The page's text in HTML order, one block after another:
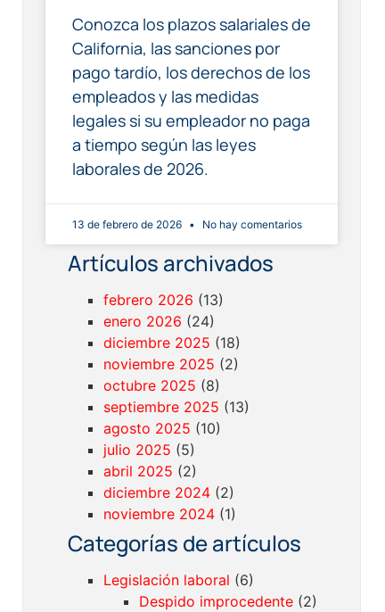
Conozca los plazos salariales de
California, las sanciones por
pago tardío, los derechos de los
empleados y las medidas
legales si su empleador no paga
a tiempo según las leyes
laborales de 2026.
13 de febrero de 2026 No hay comentarios
Artículos archivados
febrero 2026 (13)
enero 2026 (24)
diciembre 2025 (18)
noviembre 2025 (2)
octubre 2025 (8)
septiembre 2025 (13)
agosto 2025 (10)
julio 2025 (5)
abril 2025 (2)
diciembre 2024(2)
noviembre 2024(1)
Categorías de artículos
Legislación laboral (6)
Despido improcedente(2)